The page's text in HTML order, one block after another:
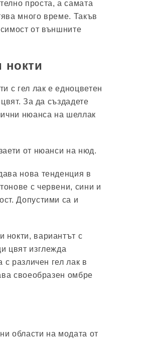
проста, а самата
много време. Такъв
от външните
нокти
с гел лак е едноцветен
За да създадете
нюанса на шеллак
от нюанси на нюд.
нова тенденция в
с червени, сини и
Допустими са и
нокти, вариантът с
цвят изглежда
с различен гел лак в
своеобразен омбре
области на модата от